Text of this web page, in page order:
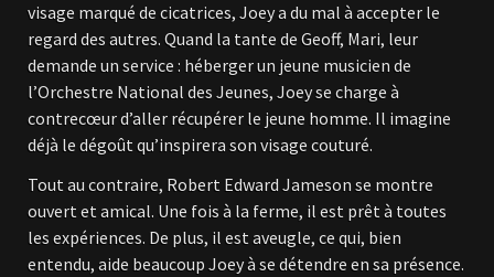
visage marqué de cicatrices, Joey a du mal à accepter le
regard des autres. Quand la tante de Geoff, Mari, leur
demande un service : héberger un jeune musicien de
l’Orchestre National des Jeunes, Joey se charge à
contrecœur d’aller récupérer le jeune homme. Il imagine
déjà le dégoût qu’inspirera son visage couturé.
Tout au contraire, Robert Edward Jameson se montre
ouvert et amical. Une fois à la ferme, il est prêt à toutes
les expériences. De plus, il est aveugle, ce qui, bien
entendu, aide beaucoup Joey à se détendre en sa présence.